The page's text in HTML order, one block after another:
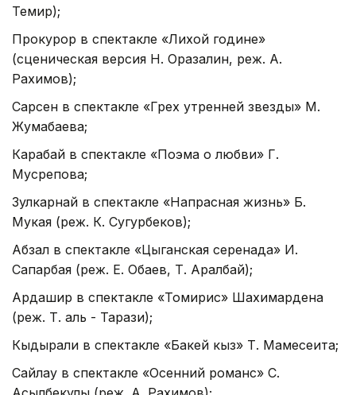
Темир);
Прокурор в спектакле «Лихой године»
(сценическая версия Н. Оразалин, реж. А.
Рахимов);
Сарсен в спектакле «Грех утренней звезды» М.
Жумабаева;
Карабай в спектакле «Поэма о любви» Г.
Мусрепова;
Зулкарнай в спектакле «Напрасная жизнь» Б.
Мукая (реж. К. Сугурбеков);
Абзал в спектакле «Цыганская серенада» И.
Сапарбая (реж. Е. Обаев, Т. Аралбай);
Ардашир в спектакле «Томирис» Шахимардена
(реж. Т. аль - Тарази);
Кыдырали в спектакле «Бакей кыз» Т. Мамесеита;
Сайлау в спектакле «Осенний романс» С.